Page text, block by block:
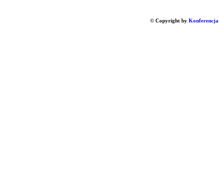
© Copyright by Konferencja